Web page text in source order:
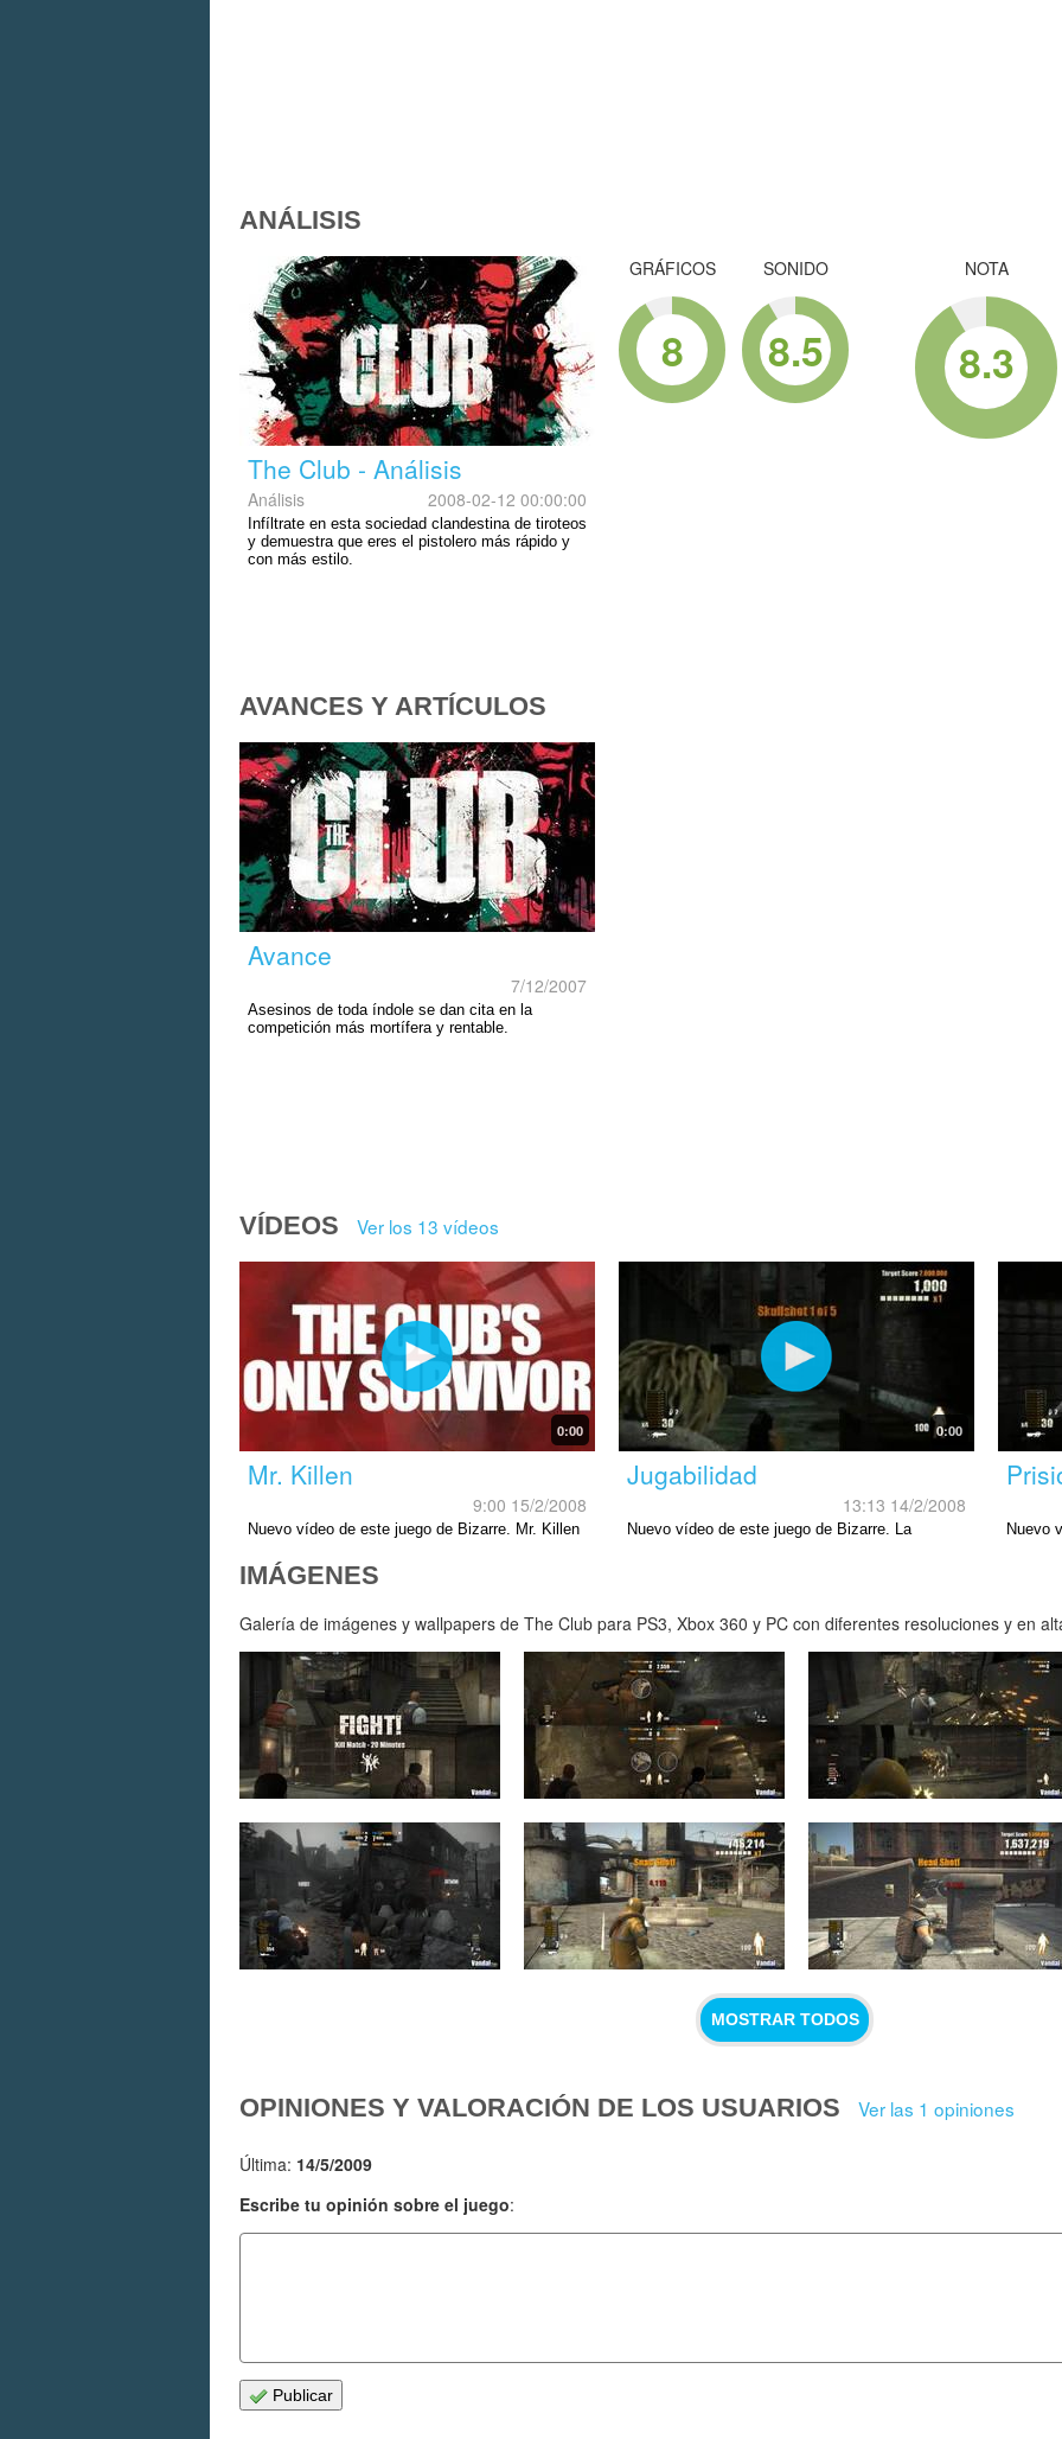
ANÁLISIS
The Club - Análisis
Análisis 2008-02-12 00:00:00
Infíltrate en esta sociedad clandestina de tiroteos
y demuestra que eres el pistolero más rápido y
con más estilo.
GRÁFICOS
8
SONIDO
8.5
NOTA
8.3
AVANCES Y ARTÍCULOS
Avance
7/12/2007
Asesinos de toda índole se dan cita en la
competición más mortífera y rentable.
VÍDEOS Ver los 13 vídeos
0:00
Mr. Killen
9:00 15/2/2008
Nuevo vídeo de este juego de Bizarre. Mr. Killen
0:00
Jugabilidad
13:13 14/2/2008
Nuevo vídeo de este juego de Bizarre. La
Nuevo
IMÁGENES
Galería de imágenes y wallpapers de The Club para PS3, Xbox 360 y PC con diferentes resoluciones y en
MOSTRAR TODOS
OPINIONES Y VALORACIÓN DE LOS USUARIOS Ver las 1 opiniones
Última: 14/5/2009
Escribe tu opinión sobre el juego:
Publicar